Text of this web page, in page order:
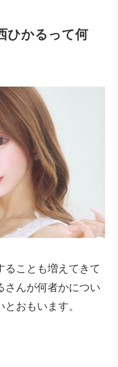
ひかるって何
ることも増えてきて
さんが何者かについ
おもいます。